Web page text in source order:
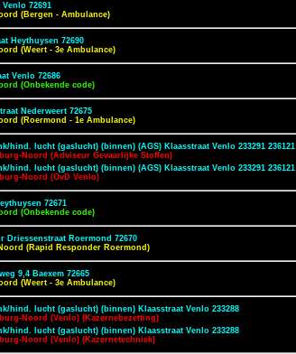
72691
(Bergen - Ambulance)
Heythuysen 72690
(Weert - 3e Ambulance)
Venlo 72686
(Onbekende code)
Nederweert 72675
(Roermond - 1e Ambulance)
hind. lucht (gaslucht) (binnen) (AGS) Klaasstraat Venlo 233291 236121
Noord (Adviseur Gevaarlijke Stoffen)
hind. lucht (gaslucht) (binnen) (AGS) Klaasstraat Venlo 233291 236121
Noord (OvD Venlo)
72671
(Onbekende code)
Driessenstraat Roermond 72670
(Rapid Responder Roermond)
9,4 Baexem 72665
(Weert - 3e Ambulance)
hind. lucht (gaslucht) (binnen) Klaasstraat Venlo 233288
Noord (Venlo) (Kazernebezetting)
hind. lucht (gaslucht) (binnen) Klaasstraat Venlo 233288
Noord (Venlo) (Kazernetechniek)